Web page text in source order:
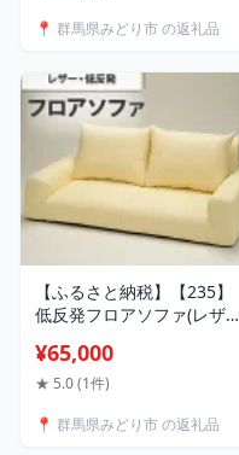
📍 群馬県みどり市 の返礼品
【ふるさと納税】【235】
低反発フロアソファ(レザー
県、離島】
¥65,000
★ 5.0 (1件)
📍 群馬県みどり市 の返礼品